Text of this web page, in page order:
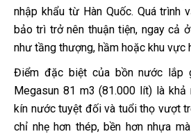
nhập khẩu từ Hàn Quốc. Quá trình
bảo trì trở nên thuận tiện, ngay cả
như tầng thượng, hầm hoặc khu vực
Điểm đặc biệt của bồn nước lắp
Megasun 81 m3 (81.000 lít) là
kín nước tuyệt đối và tuổi thọ vượt
chỉ nhẹ hơn thép, bền hơn nhựa